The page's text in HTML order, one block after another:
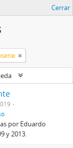
Cerrar
por Eduardo
y 2013.